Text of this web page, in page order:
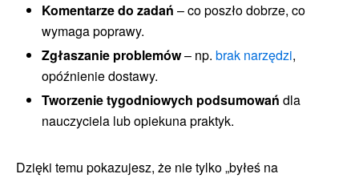
Komentarze do zadań – co poszło dobrze, co
wymaga poprawy.
Zgłaszanie problemów– np. brak narzędzi,
opóźnienie dostawy.
Tworzenie tygodniowych podsumowań dla
nauczyciela lub opiekuna praktyk.
Dzięki temu pokazujesz, że nie tylko „byłeś na